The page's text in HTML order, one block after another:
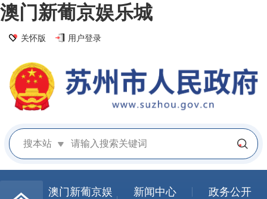
澳门新葡京娱乐城
关怀版 用户登录
搜本站
澳门新葡京娱
新闻中心
政务公开